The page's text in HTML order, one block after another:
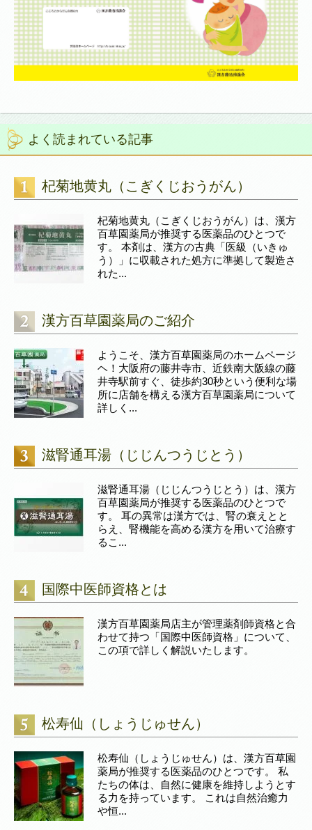
よく読まれている記事
杞菊地黄丸（こぎくじおうがん）
杞菊地黄丸（こぎくじおうがん）は、漢方
百草園薬局が推奨する医薬品のひとつで
す。 本剤は、漢方の古典「医級（いきゅ
う）」に収載された処方に準拠して製造さ
れた...
漢方百草園薬局のご紹介
ようこそ、漢方百草園薬局のホームページ
ヘ！大阪府の藤井寺市、近鉄南大阪線の藤
井寺駅前すぐ、徒歩約30秒という便利な場
所に店舗を構える漢方百草園薬局について
詳しく...
滋腎通耳湯（じじんつうじとう）
滋腎通耳湯（じじんつうじとう）は、漢方
百草園薬局が推奨する医薬品のひとつで
す。 耳の異常は漢方では、腎の衰えとと
らえ、腎機能を高める漢方を用いて治療す
るこ...
国際中医師資格とは
漢方百草園薬局店主が管理薬剤師資格と合
わせて持つ「国際中医師資格」について、
この項で詳しく解説いたします。
松寿仙（しょうじゅせん）
松寿仙（しょうじゅせん）は、漢方百草園
薬局が推奨する医薬品のひとつです。 私
たちの体は、自然に健康を維持しようとす
る力を持っています。 これは自然治癒力
や恒...